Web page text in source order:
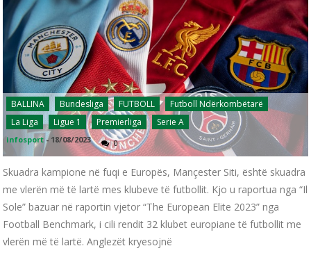
BALLINA Bundesliga FUTBOLL
Futboll Ndërkombëtarë
La Liga
Ligue 1 Premierliga Serie A
infosport - 18/08/2023 0
Skuadra kampione në fuqi e Europës, Mançester Siti, është skuadra
me vlerën më të lartë mes klubeve të futbollit. Kjo u raportua nga “Il
Sole” bazuar në raportin vjetor “The European Elite 2023” nga
Football Benchmark, i cili rendit 32 klubet europiane të futbollit me
vlerën më të lartë. Anglezët kryesojnë